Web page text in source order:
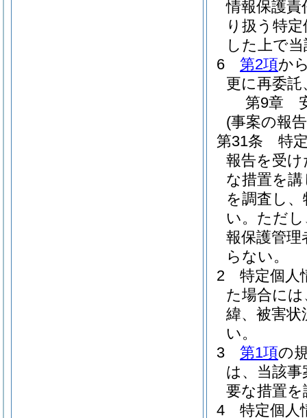
情報保護
り扱う特
した上で
6
第2項か
更に再委
第9章
(事案の報
第31条
特
報告を受
な措置を
を調査し
い。 ただ
報保護管
らない。
2
特定個人
た場合に
緯、被害
い。
3
第1項の
は、当該
要な措置
4
特定個人